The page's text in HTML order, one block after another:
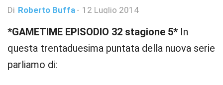
Di Roberto Buffa - 12 Luglio 2014
*GAMETIME EPISODIO 32 stagione 5* In
questa trentaduesima puntata della nuova serie
parliamo di: